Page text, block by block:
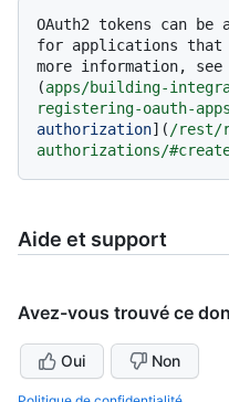
OAuth2 tokens can be
for applications that
more information,
(apps/building-
registering-oauth-
authorization](/rest/
authorizations/
Aide et support
Avez-vous trouvé ce
Oui Non